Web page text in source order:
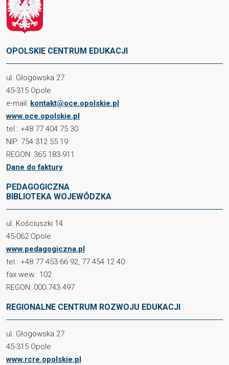
OPOLSKIE CENTRUM EDUKACJI
ul. Głogowska 27
45-315 Opole
e-mail: kontakt@oce.opolskie.pl
www.oce.opolskie.pl
tel.: +48 77 404 75 30
NIP: 754 312 55 19
REGON: 365 183 911
Dane do faktury
PEDAGOGICZNA
BIBLIOTEKA WOJEWÓDZKA
ul. Kościuszki 14
45-062 Opole
www.pedagogiczna.pl
tel.: +48 77 453 66 92, 77 454 12 40
fax wew.: 102
REGON: 000 743 497
REGIONALNE CENTRUM ROZWOJU EDUKACJI
ul. Głogowska 27
45-315 Opole
www.rcre.opolskie.pl